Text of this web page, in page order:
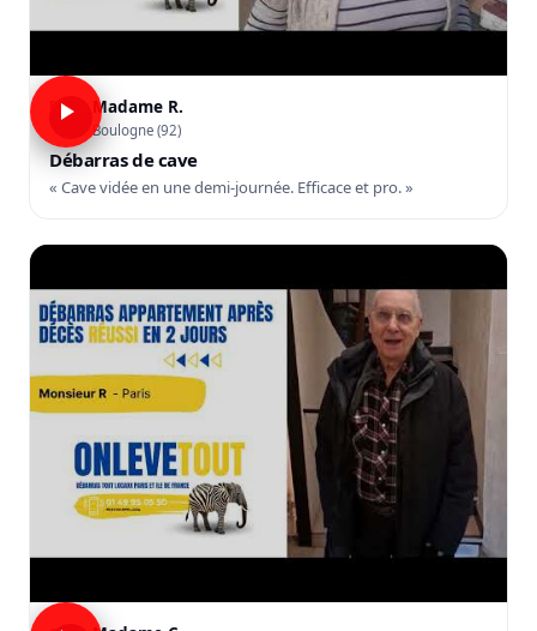
Madame R.
Boulogne (92)
Débarras de cave
« Cave vidée en une demi-journée. Efficace et pro. »